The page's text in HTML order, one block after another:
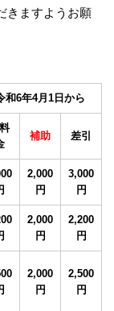
きますようお願
和6年4月1日から
補助 差引
2,000
円
3,000
円
2,000
円
2,200
円
2,000
円
2,500
円